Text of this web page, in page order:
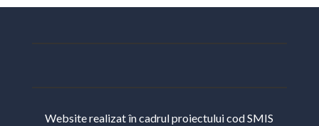
Website realizat în cadrul proiectului cod SMIS